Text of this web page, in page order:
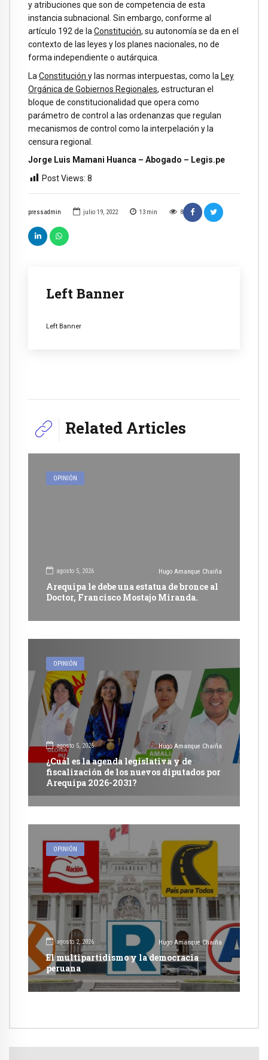
pressadmin julio 19, 2022 13 min 8
Left Banner
Left Banner
y atribuciones que son de competencia de esta
instancia subnacional. Sin embargo, conforme al
artículo 192 de la Constitución, su autonomía se da en el
contexto de las leyes y los planes nacionales, no de
forma independiente o autárquica.
La Constitución y las normas interpuestas, como la Ley
Orgánica de Gobiernos Regionales, estructuran el
bloque de constitucionalidad que opera como
parámetro de control a las ordenanzas que regulan
mecanismos de control como la interpelación y la
censura regional.
Jorge Luis Mamani Huanca – Abogado – Legis.pe
Post Views: 8
Related Articles
OPINIÓN
agosto 5, 2026 Hugo Amanque Chaiña
Arequipa le debe una estatua de bronce al
Doctor, Francisco Mostajo Miranda.
OPINIÓN
agosto 5, 2026 Hugo Amanque Chaiña
¿Cuál es la agenda legislativa y de
fiscalización de los nuevos diputados por
Arequipa 2026-2031?
OPINIÓN
agosto 2, 2026 Hugo Amanque Chaiña
El multipartidismo y la democracia
peruana